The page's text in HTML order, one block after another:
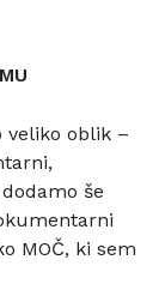
veliko oblik –
še
MOČ, ki sem